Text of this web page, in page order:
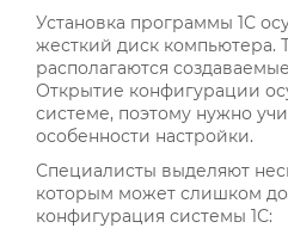
Установка программы 1С
жесткий диск компьютера.
располагаются
Открытие конфигурации
системе, поэтому нужно
особенности настройки.
Специалисты выделяют
которым может слишком
конфигурация системы 1С: